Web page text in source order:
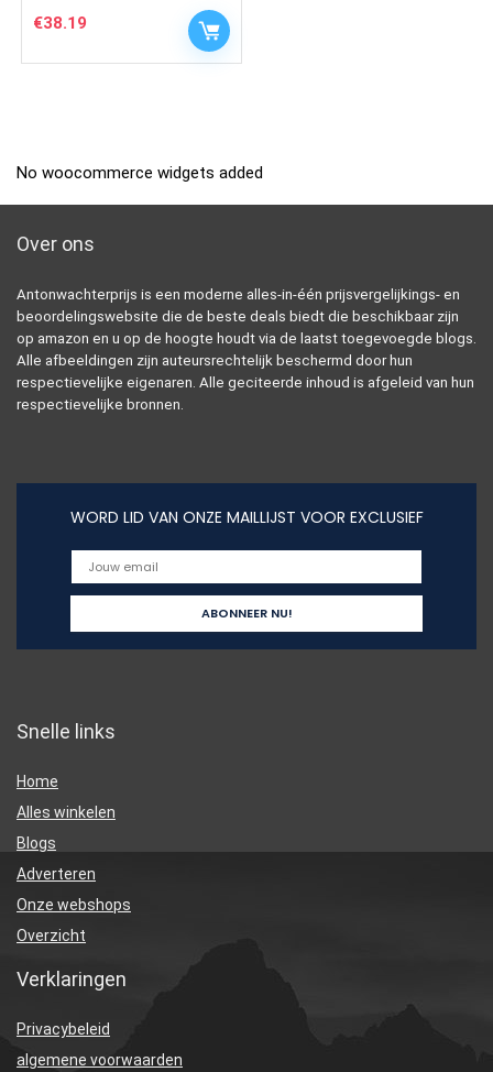
€38.19
No woocommerce widgets added
Over ons
Antonwachterprijs is een moderne alles-in-één prijsvergelijkings- en
beoordelingswebsite die de beste deals biedt die beschikbaar zijn
op amazon en u op de hoogte houdt via de laatst toegevoegde blogs.
Alle afbeeldingen zijn auteursrechtelijk beschermd door hun
respectievelijke eigenaren. Alle geciteerde inhoud is afgeleid van hun
respectievelijke bronnen.
WORD LID VAN ONZE MAILLIJST VOOR EXCLUSIEF
Snelle links
Home
Alles winkelen
Blogs
Adverteren
Onze webshops
Overzicht
Verklaringen
Privacybeleid
algemene voorwaarden